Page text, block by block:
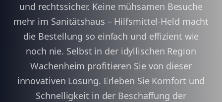
und rechtssicher. Keine mühsamen Besuche
mehr im Sanitätshaus – Hilfsmittel-Held macht
die Bestellung so einfach und effizient wie
noch nie. Selbst in der idyllischen Region
Wachenheim profitieren Sie von dieser
innovativen Lösung. Erleben Sie Komfort und
Schnelligkeit in der Beschaffung der